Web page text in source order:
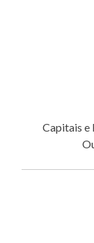
Capitais